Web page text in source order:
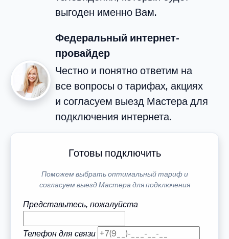
выгоден именно Вам.
Федеральный интернет-
провайдер
Честно и понятно ответим на
все вопросы о тарифах, акциях
и согласуем выезд Мастера для
подключения интернета.
Готовы подключить
Поможем выбрать оптимальный тариф и
согласуем выезд Мастера для подключения
Представьтесь, пожалуйста
Телефон для связи